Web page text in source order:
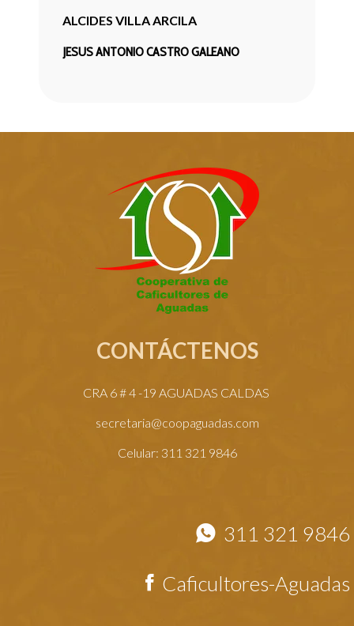
ALCIDES VILLA ARCILA
JESUS ANTONIO CASTRO GALEANO
CONTÁCTENOS
CRA 6 # 4 -19 AGUADAS CALDAS
secretaria@coopaguadas.com
Celular: 311 321 9846
311 321 9846
Caficultores-Aguadas